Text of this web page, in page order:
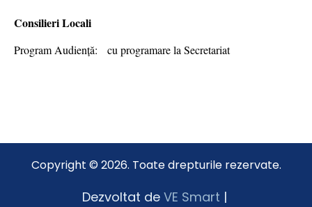
Consilieri Locali
Program Audiență: cu programare la Secretariat
Copyright © 2026. Toate drepturile rezervate.
Dezvoltat de VE Smart |